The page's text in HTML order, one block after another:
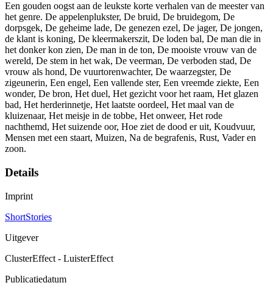
Een gouden oogst aan de leukste korte verhalen van de meester van
het genre. De appelenplukster, De bruid, De bruidegom, De
dorpsgek, De geheime lade, De genezen ezel, De jager, De jongen,
de klant is koning, De kleermakerszit, De loden bal, De man die in
het donker kon zien, De man in de ton, De mooiste vrouw van de
wereld, De stem in het wak, De veerman, De verboden stad, De
vrouw als hond, De vuurtorenwachter, De waarzegster, De
zigeunerin, Een engel, Een vallende ster, Een vreemde ziekte, Een
wonder, De bron, Het duel, Het gezicht voor het raam, Het glazen
bad, Het herderinnetje, Het laatste oordeel, Het maal van de
kluizenaar, Het meisje in de tobbe, Het onweer, Het rode
nachthemd, Het suizende oor, Hoe ziet de dood er uit, Koudvuur,
Mensen met een staart, Muizen, Na de begrafenis, Rust, Vader en
zoon.
Details
Imprint
ShortStories
Uitgever
ClusterEffect - LuisterEffect
Publicatiedatum